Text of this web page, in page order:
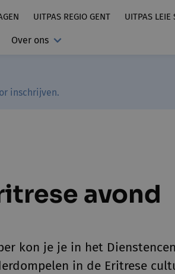
UITPAS REGIO GENT UITPAS LEIE
Over ons
inschrijven.
avond
kon je je in het
in de Eritrese